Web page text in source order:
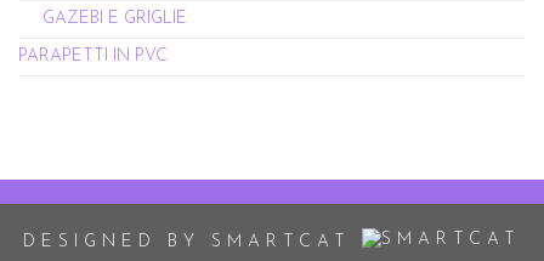
GAZEBI E GRIGLIE
PARAPETTI IN PVC
DESIGNED BY SMARTCAT